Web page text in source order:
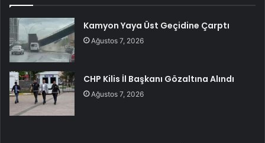
Kamyon Yaya Üst Geçidine Çarptı
Ağustos 7, 2026
CHP Kilis İl Başkanı Gözaltına Alındı
Ağustos 7, 2026